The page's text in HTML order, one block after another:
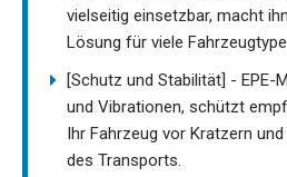
vielseitig einsetzbar, macht
Lösung für viele
[Schutz und Stabilität] - EPE-
und Vibrationen, schützt
Ihr Fahrzeug vor Kratzern
des Transports.